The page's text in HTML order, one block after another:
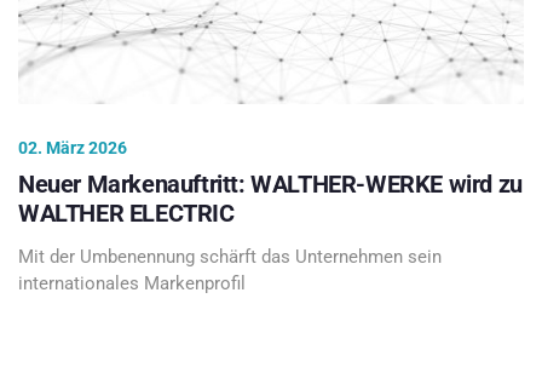
02. März 2026
Neuer Markenauftritt: WALTHER-WERKE wird zu
WALTHER ELECTRIC
Mit der Umbenennung schärft das Unternehmen sein
internationales Markenprofil